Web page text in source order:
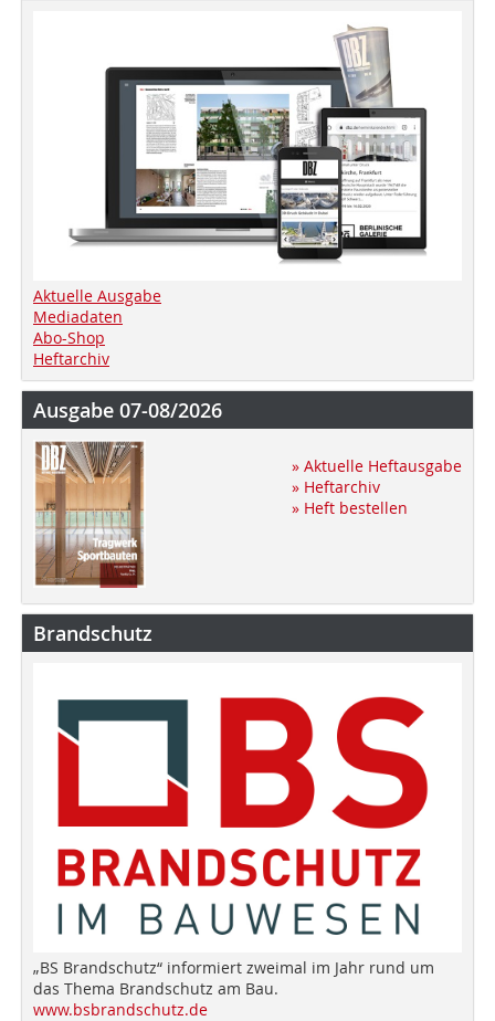
Aktuelle Ausgabe
Mediadaten
Abo-Shop
Heftarchiv
Ausgabe 07-08/2026
» Aktuelle Heftausgabe
» Heftarchiv
» Heft bestellen
Brandschutz
„BS Brandschutz“ informiert zweimal im Jahr rund um
das Thema Brandschutz am Bau.
www.bsbrandschutz.de